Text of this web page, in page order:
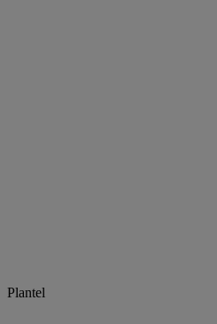
Plantel